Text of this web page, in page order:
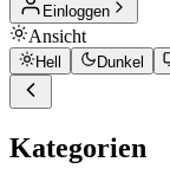
Einloggen
Ansicht
Hell Dunkel
Kategorien